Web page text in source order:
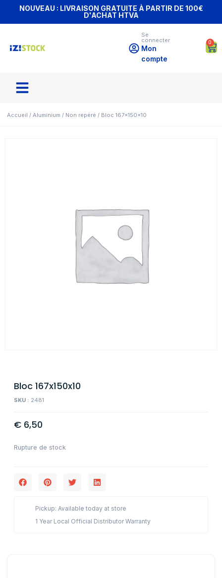
NOUVEAU : LIVRAISON GRATUITE À PARTIR DE 100€
D'ACHAT HTVA
Se
connecter
Mon
compte
0
Accueil / Aluminium / Non repéré / Bloc 167x150x10
Bloc 167x150x10
SKU : 2481
€ 6,50
Rupture de stock
Pickup: Available today at store
1 Year Local Official Distributor Warranty